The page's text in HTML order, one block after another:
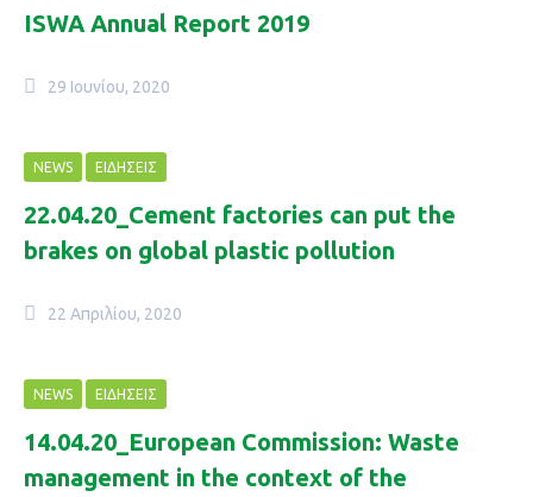
ISWA Annual Report 2019
29 Ιουνίου, 2020
NEWS ΕΙΔΉΣΕΙΣ
22.04.20_Cement factories can put the
brakes on global plastic pollution
22 Απριλίου, 2020
NEWS ΕΙΔΉΣΕΙΣ
14.04.20_European Commission: Waste
management in the context of the